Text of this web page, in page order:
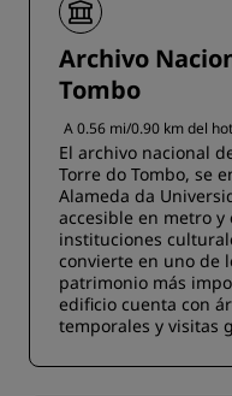
Archivo
Tombo
A 0.56 mi/0.90 km del
El archivo nacional
Torre do Tombo, se
Alameda da
accesible en metro y
instituciones
convierte en uno de
patrimonio más
edificio cuenta con
temporales y visitas